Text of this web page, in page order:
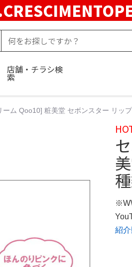
店舗・チラシ検
索
ーム Qoo10] 粧美堂 セボンスター リッ
紹